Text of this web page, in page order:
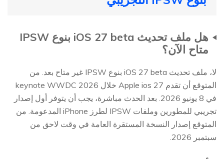
هل ملف تحديث iOS 27 beta بنوع IPSW
متاح الآن؟
لا، ملف تحديث iOS 27 beta بنوع IPSW غير متاح بعد. من
المتوقع أن تقدم Apple ios 27 خلال keynote WWDC 2026
في 8 يونيو 2026. بعد الحدث مباشرة، يجب أن يتوفر أول إصدار
تجريبي للمطورين وملفات IPSW لطرز iPhone المدعومة. من
المتوقع إصدار النسخة المستقرة العامة في وقت لاحق من
سبتمبر 2026.